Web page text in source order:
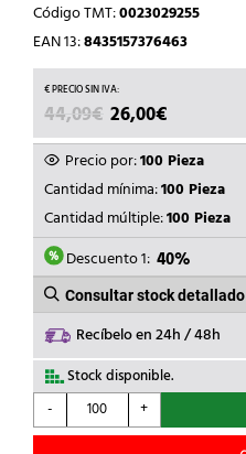
Código TMT:0023029255
EAN 13:8435157376463
44,09€ EL
PRECIO
ORIGINAL
ERA:
44,09€.
26,00€
PRECIO
ACTUAL
ES:
26,00€.
Precio por:100 Pieza
Cantidad mínima:100 Pieza
Cantidad múltiple:100 Pieza
Descuento 1: 40%
Consultar stock detallado
Recíbelo en 24h / 48h
Stock disponible.
-
SOFAMEL
-
+